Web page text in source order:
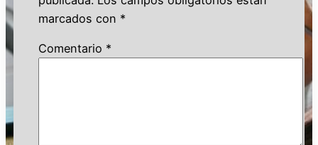
marcados con *
Comentario *